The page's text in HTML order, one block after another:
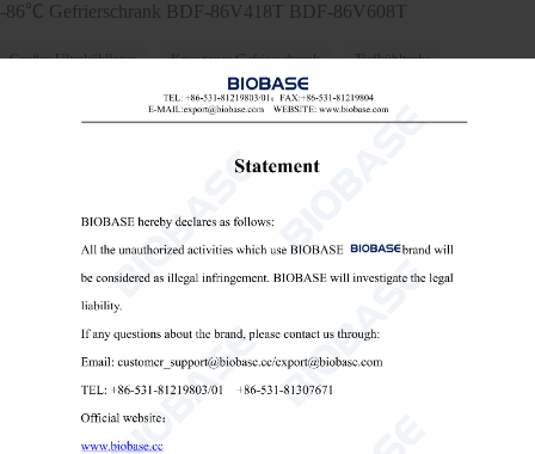
-86℃ Gefrierschrank BDF-86V418T BDF-86V608T
Großes Ultrakühllager Kryogener Gefrierschrank Tiefkühltruhe
Einzelheiten